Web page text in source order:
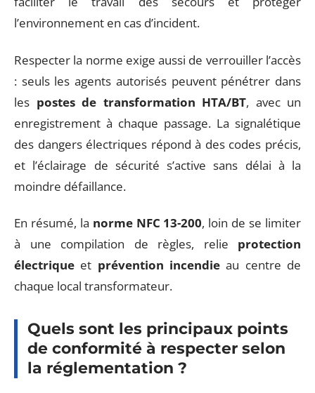
l’environnement en cas d’incident.
Respecter la norme exige aussi de verrouiller l’accès
: seuls les agents autorisés peuvent pénétrer dans
les postes de transformation HTA/BT, avec un
enregistrement à chaque passage. La signalétique
des dangers électriques répond à des codes précis,
et l’éclairage de sécurité s’active sans délai à la
moindre défaillance.
En résumé, la norme NFC 13-200, loin de se limiter
à une compilation de règles, relie protection
électrique et prévention incendie au centre de
chaque local transformateur.
Quels sont les principaux points
de conformité à respecter selon
la réglementation ?